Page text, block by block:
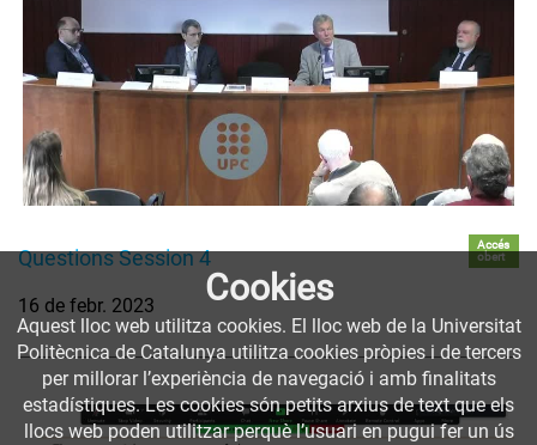
Questions Session 4
Accés
obert
16 de febr. 2023 Cookies
Aquest lloc web utilitza cookies. El lloc web de la Universitat
Politècnica de Catalunya utilitza cookies pròpies i de tercers
per millorar l’experiència de navegació i amb finalitats
estadístiques. Les cookies són petits arxius de text que els
llocs web poden utilitzar perquè l’usuari en pugui fer un ús